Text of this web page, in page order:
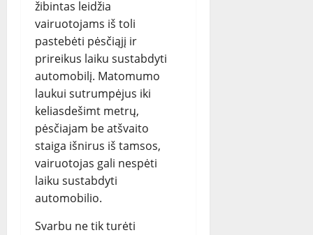
žibintas leidžia
vairuotojams iš toli
pastebėti pėsčiąjį ir
prireikus laiku sustabdyti
automobilį. Matomumo
laukui sutrumpėjus iki
keliasdešimt metrų,
pėsčiajam be atšvaito
staiga išnirus iš tamsos,
vairuotojas gali nespėti
laiku sustabdyti
automobilio.
Svarbu ne tik turėti